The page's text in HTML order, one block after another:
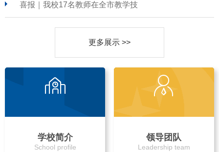
喜报｜我校17名教师在全市教学技
更多展示 >>
学校简介
School profile
领导团队
Leadership team